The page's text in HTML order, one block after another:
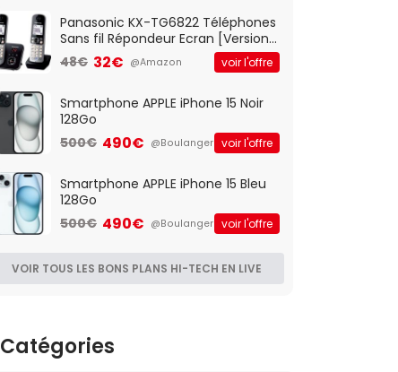
Panasonic KX-TG6822 Téléphones
Sans fil Répondeur Ecran [Version
Française]
48€ 32€ @Amazon voir l'offre
Smartphone APPLE iPhone 15 Noir
128Go
500€ 490€ @Boulanger voir l'offre
Smartphone APPLE iPhone 15 Bleu
128Go
500€ 490€ @Boulanger voir l'offre
VOIR TOUS LES BONS PLANS HI-TECH EN LIVE
Catégories